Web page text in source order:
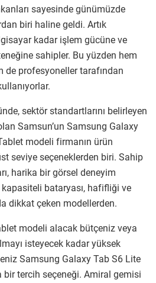
sayesinde günümüzde
biri haline geldi. Artık
kadar işlem gücüne ve
sahipler. Bu yüzden hem
de profesyoneller tarafından
sektör standartlarını belirleyen
Samsun’un Samsung Galaxy
modeli firmanın ürün
seviye seçeneklerden biri. Sahip
harika bir görsel deneyim
bataryası, hafifliği ve
dikkat çeken modellerden.
modeli alacak bütçeniz veya
isteyecek kadar yüksek
Samsung Galaxy Tab S6 Lite
bir tercih seçeneği. Amiral gemisi